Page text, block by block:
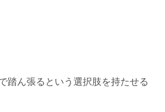
踏ん張るという選択肢を持たせる